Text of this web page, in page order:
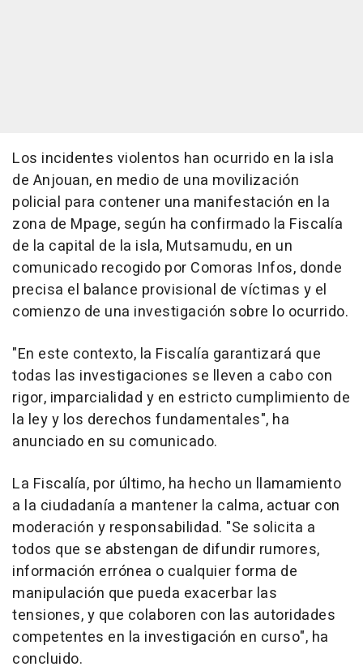
Los incidentes violentos han ocurrido en la isla
de Anjouan, en medio de una movilización
policial para contener una manifestación en la
zona de Mpage, según ha confirmado la Fiscalía
de la capital de la isla, Mutsamudu, en un
comunicado recogido por Comoras Infos, donde
precisa el balance provisional de víctimas y el
comienzo de una investigación sobre lo ocurrido.
"En este contexto, la Fiscalía garantizará que
todas las investigaciones se lleven a cabo con
rigor, imparcialidad y en estricto cumplimiento de
la ley y los derechos fundamentales", ha
anunciado en su comunicado.
La Fiscalía, por último, ha hecho un llamamiento
a la ciudadanía a mantener la calma, actuar con
moderación y responsabilidad. "Se solicita a
todos que se abstengan de difundir rumores,
información errónea o cualquier forma de
manipulación que pueda exacerbar las
tensiones, y que colaboren con las autoridades
competentes en la investigación en curso", ha
concluido.